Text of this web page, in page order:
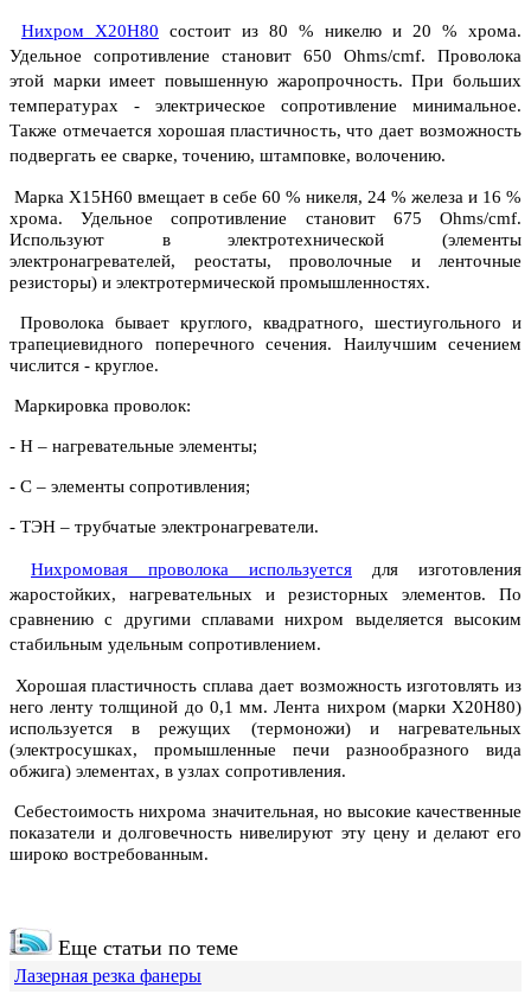
Нихром Х20Н80 состоит из 80 % никелю и 20 % хрома.
Удельное сопротивление становит 650 Ohms/cmf. Проволока
этой марки имеет повышенную жаропрочность. При больших
температурах - электрическое сопротивление минимальное.
Также отмечается хорошая пластичность, что дает возможность
подвергать ее сварке, точению, штамповке, волочению.
Марка Х15Н60 вмещает в себе 60 % никеля, 24 % железа и 16 %
хрома. Удельное сопротивление становит 675 Ohms/cmf.
Используют в электротехнической (элементы
электронагревателей, реостаты, проволочные и ленточные
резисторы) и электротермической промышленностях.
Проволока бывает круглого, квадратного, шестиугольного и
трапециевидного поперечного сечения. Наилучшим сечением
числится - круглое.
Маркировка проволок:
- Н – нагревательные элементы;
- С – элементы сопротивления;
- ТЭН – трубчатые электронагреватели.
Нихромовая проволока используется для изготовления
жаростойких, нагревательных и резисторных элементов. По
сравнению с другими сплавами нихром выделяется высоким
стабильным удельным сопротивлением.
Хорошая пластичность сплава дает возможность изготовлять из
него ленту толщиной до 0,1 мм. Лента нихром (марки Х20Н80)
используется в режущих (термоножи) и нагревательных
(электросушках, промышленные печи разнообразного вида
обжига) элементах, в узлах сопротивления.
Себестоимость нихрома значительная, но высокие качественные
показатели и долговечность нивелируют эту цену и делают его
широко востребованным.
Еще статьи по теме
Лазерная резка фанеры